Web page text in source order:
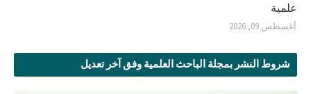
علمية
أغسطس 09, 2026
شروط النشر بمجلة الباحث العلمية وفق آخر تعديل